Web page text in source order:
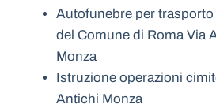
Autofunebre per
del Comune di Roma Via
Monza
Istruzione operazioni
Antichi Monza